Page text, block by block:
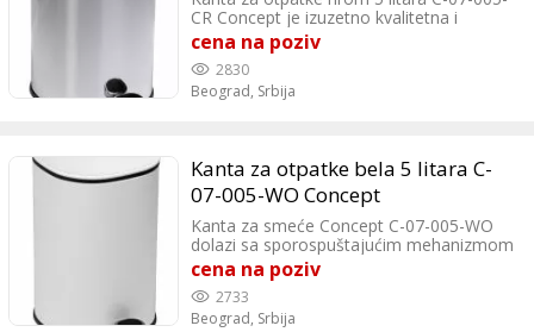
CR Concept je izuzetno kvalitetna i
funkcionalna opcija za svakodnevno
korištenje u različitim prostorima.
Jednostavna je i laka za održavanja, mala
zapremina čini je odličnom opcijom za
cena na poziv
2830
Beograd, Srbija
Kanta za otpatke bela 5 litara C-
07-005-WO Concept
Kanta za smeće Concept C-07-005-WO
dolazi sa sporospuštajućim mehanizmom
zarad lakše upotrebe. Jedna od najvećih
prednosti kante za smeće Concept C-07-
005-WO je njeno jednostavno i lako
održavanje. Njena površina se lako čisti,
cena na poziv
2733
Beograd, Srbija